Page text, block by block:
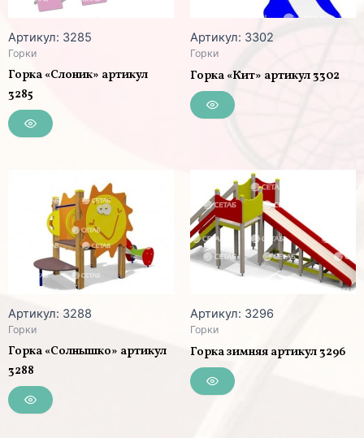
Артикул: 3285
Горки
Горка «Слоник» артикул
3285
Артикул: 3302
Горки
Горка «Кит» артикул 3302
Артикул: 3288
Горки
Горка «Солнышко» артикул
3288
Артикул: 3296
Горки
Горка зимняя артикул 3296